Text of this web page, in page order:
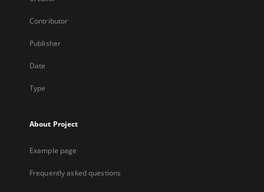
Contributor
Publisher
Date
Type
About Project
Example page
Frequently asked questions